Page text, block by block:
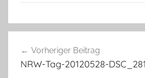
Vorheriger Beitrag
NRW-Tag-20120528-